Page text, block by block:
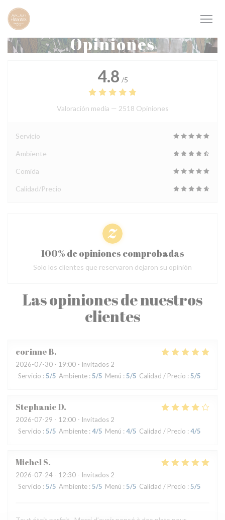
Personalización de sus opciones de cookies
Opiniones
Las opiniones de nuestros
clientes
corinneB
2026-07-30 - 19:00 - Invitados 2
Servicio : 5/5 Ambiente : 5/5 Menú : 5/5 Calidad / Precio : 5/5
StephanieD
2026-07-29 - 12:00 - Invitados 2
Servicio : 5/5 Ambiente : 4/5 Menú : 4/5 Calidad / Precio : 4/5
MichelS
2026-07-24 - 12:30 - Invitados 2
Servicio : 5/5 Ambiente : 5/5 Menú : 5/5 Calidad / Precio : 5/5
4.8 /5
Valoración media — 2518 Opiniones
Servicio
Ambiente
Comida
Calidad/Precio
100% de opiniones comprobadas
Solo los clientes que reservaron dejaron su opinión